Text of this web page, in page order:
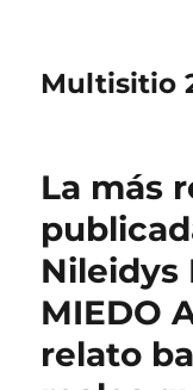
Multisitio
La más
Nileidys
MIEDO
relato